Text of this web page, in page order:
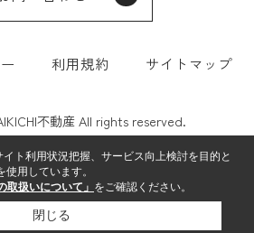
利用規約 サイトマップ
不動産 All rights reserved.
ト利用状況把握、サービス向上検討を目的と
用しています。
取扱いについて」 をご確認ください。
閉じる